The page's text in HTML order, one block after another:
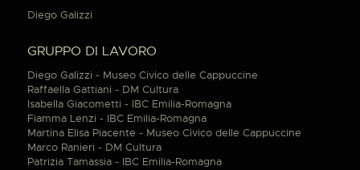
Diego Galizzi
GRUPPO DI LAVORO
Diego Galizzi - Museo Civico delle Cappuccine
Raffaella Gattiani - DM Cultura
Isabella Giacometti - IBC Emilia-Romagna
Fiamma Lenzi - IBC Emilia-Romagna
Martina Elisa Piacente - Museo Civico delle Cappuccine
Marco Ranieri - DM Cultura
Patrizia Tamassia - IBC Emilia-Romagna